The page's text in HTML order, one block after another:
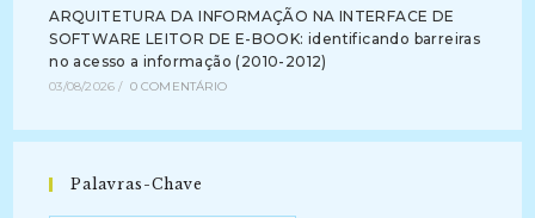
ARQUITETURA DA INFORMAÇÃO NA INTERFACE DE
SOFTWARE LEITOR DE E-BOOK: identificando barreiras
no acesso a informação (2010-2012)
03/08/2026 / 0 COMENTÁRIO
Palavras-Chave